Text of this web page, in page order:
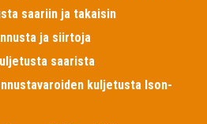
saariin ja takaisin
ja siirtoja
saarista
kuljetusta Ison-